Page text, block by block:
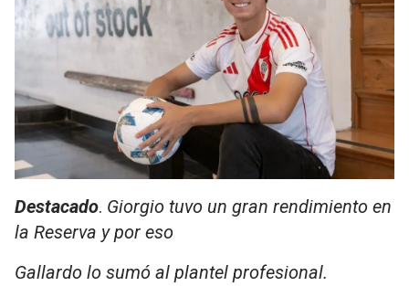
Destacado. Giorgio tuvo un gran rendimiento en
la Reserva y por eso
Gallardo lo sumó al plantel profesional.